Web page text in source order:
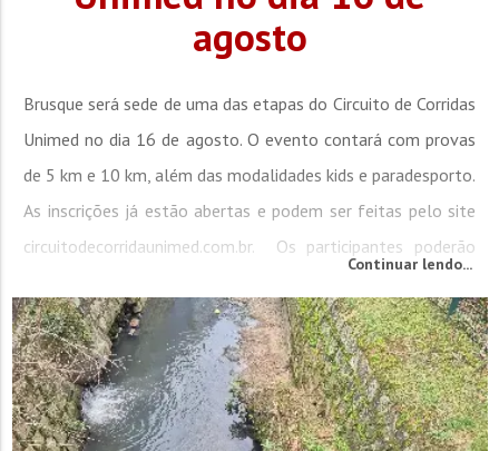
agosto
Brusque será sede de uma das etapas do Circuito de Corridas
Unimed no dia 16 de agosto. O evento contará com provas
de 5 km e 10 km, além das modalidades kids e paradesporto.
As inscrições já estão abertas e podem ser feitas pelo site
circuitodecorridaunimed.com.br. Os participantes poderão
composto por camiseta, número de peito com chip, meia,...
Continuar lendo...